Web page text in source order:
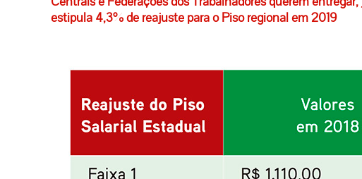
estipula 4,3% de reajuste para o Piso regional em 2019